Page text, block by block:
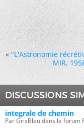
« "L'Astronomie
MIR,
DISCUSSIONS
integrale de chemin
Par GrisBleu dans le forum